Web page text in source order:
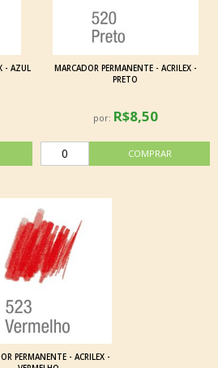
- AZUL
MARCADOR PERMANENTE - ACRILEX -
PRETO
por: R$8,50
PERMANENTE - ACRILEX -